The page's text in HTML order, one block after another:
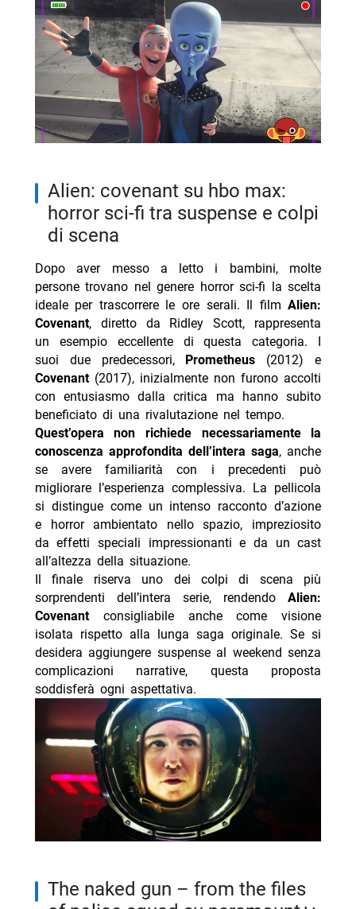
alien: covenant su hbo max:
horror sci-fi tra suspense e colpi
di scena
Dopo aver messo a letto i bambini, molte
persone trovano nel genere horror sci-fi la scelta
ideale per trascorrere le ore serali. Il filmAlien:
Covenant, diretto da Ridley Scott, rappresenta
un esempio eccellente di questa categoria. I
suoi due predecessori,
Prometheus (2012) e
Covenant(2017), inizialmente non furono accolti
con entusiasmo dalla critica ma hanno subito
beneficiato di una rivalutazione nel tempo.
Quest’opera non richiede necessariamente la
conoscenza approfondita dell’intera saga, anche
se avere familiarità con i precedenti può
migliorare l’esperienza complessiva. La pellicola
si distingue come un intenso racconto d’azione
e horror ambientato nello spazio, impreziosito
da effetti speciali impressionanti e da un cast
all’altezza della situazione.
Il finale riserva uno dei colpi di scena più
sorprendenti dell’intera serie, rendendoAlien:
Covenantconsigliabile anche come visione
isolata rispetto alla lunga saga originale. Se si
desidera aggiungere suspense al weekend senza
complicazioni narrative, questa proposta
soddisferà ogni aspettativa.
the naked gun – from the files